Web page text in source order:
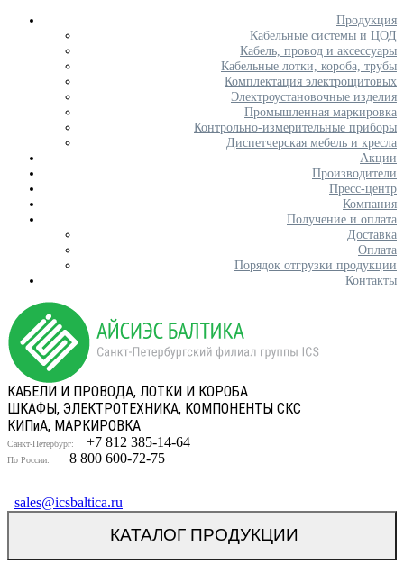
Продукция
Кабельные системы и ЦОД
Кабель, провод и аксессуары
Кабельные лотки, короба, трубы
Комплектация электрощитовых
Электроустановочные изделия
Промышленная маркировка
Контрольно-измерительные приборы
Диспетчерская мебель и кресла
Акции
Производители
Пресс-центр
Компания
Получение и оплата
Доставка
Оплата
Порядок отгрузки продукции
Контакты
КАБЕЛИ И ПРОВОДА, ЛОТКИ И КОРОБА
ШКАФЫ, ЭЛЕКТРОТЕХНИКА, КОМПОНЕНТЫ СКС
КИПиА, МАРКИРОВКА
Санкт-Петербург: +7 812 385-14-64
По России: 8 800 600-72-75
sales@icsbaltica.ru
КАТАЛОГ ПРОДУКЦИИ